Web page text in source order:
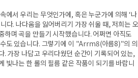
에서 우리는 무엇인가에, 혹은 누군가에 의해 ‘나
다. 나다움을 잃어버리기 가장 쉬울 때, 저희는 오
하며 곡을 만들기 시작했습니다. 어쩌면 아직도
도 있습니다. 그렇기에 이 "Arrm8(아름8)"의 의
. 가장 나답고 우리다웠던 순간이 기록되어 있는,
빛나는 한 롤의 필름 같은 작품이 되기를 바랍니